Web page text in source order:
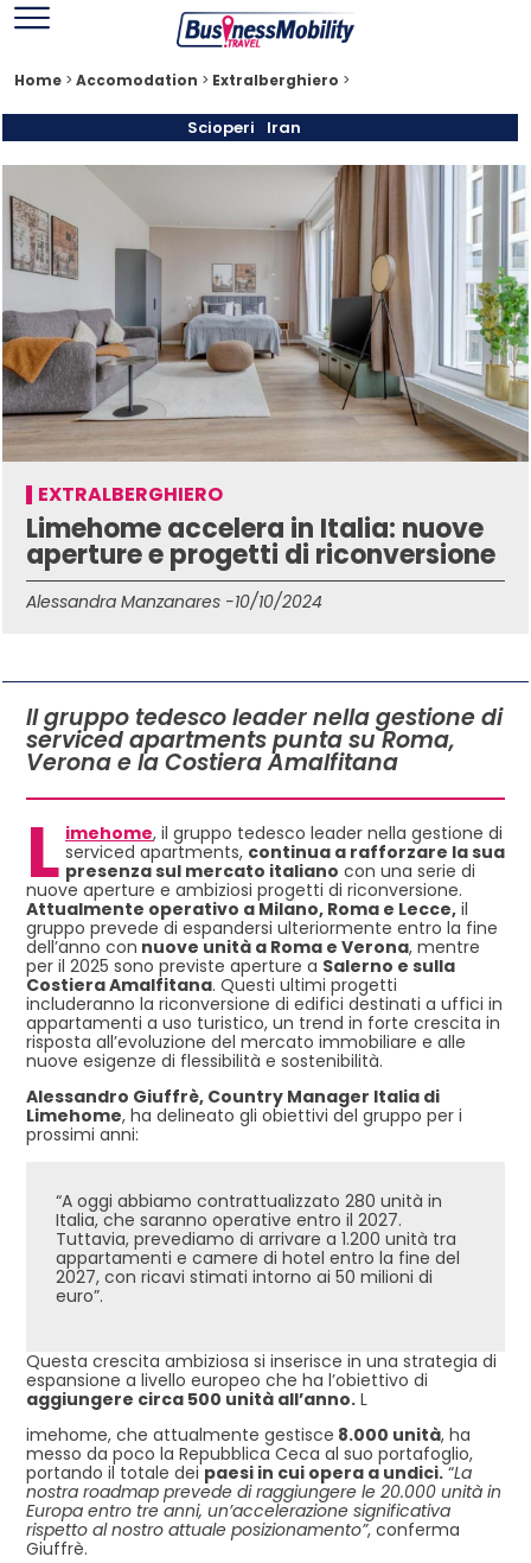
Home > Accomodation > Extralberghiero >
Scioperi Iran
EXTRALBERGHIERO
Limehome accelera in Italia: nuove
aperture e progetti di riconversione
Alessandra Manzanares -10/10/2024
Il gruppo tedesco leader nella gestione di
serviced apartments punta su Roma,
Verona e la Costiera Amalfitana
L imehome, il gruppo tedesco leader nella gestione di
serviced apartments, continua a rafforzare la sua
presenza sul mercato italiano con una serie di
nuove aperture e ambiziosi progetti di riconversione.
Attualmente operativo a Milano, Roma e Lecce, il
gruppo prevede di espandersi ulteriormente entro la fine
dell’anno con nuove unità a Roma e Verona, mentre
per il 2025 sono previste aperture a Salerno e sulla
Costiera Amalfitana. Questi ultimi progetti
includeranno la riconversione di edifici destinati a uffici in
appartamenti a uso turistico, un trend in forte crescita in
risposta all’evoluzione del mercato immobiliare e alle
nuove esigenze di flessibilità e sostenibilità.
Alessandro Giuffrè, Country Manager Italia di
Limehome, ha delineato gli obiettivi del gruppo per i
prossimi anni:
“A oggi abbiamo contrattualizzato 280 unità in
Italia, che saranno operative entro il 2027.
Tuttavia, prevediamo di arrivare a 1.200 unità tra
appartamenti e camere di hotel entro la fine del
2027, con ricavi stimati intorno ai 50 milioni di
euro”.
Questa crescita ambiziosa si inserisce in una strategia di
espansione a livello europeo che ha l’obiettivo di
aggiungere circa 500 unità all’anno. L
imehome, che attualmente gestisce 8.000 unità, ha
messo da poco la Repubblica Ceca al suo portafoglio,
portando il totale dei paesi in cui opera a undici. “La
nostra roadmap prevede di raggiungere le 20.000 unità in
Europa entro tre anni, un’accelerazione significativa
rispetto al nostro attuale posizionamento”, conferma
Giuffrè.